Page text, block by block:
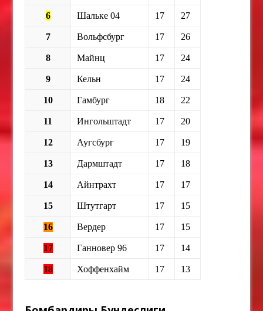
6 Шальке 04 17 27
7 Вольфсбург 17 26
8 Майнц 17 24
9 Кельн 17 24
10 Гамбург 18 22
11 Ингольштадт 17 20
12 Аугсбург 17 19
13 Дармштадт 17 18
14 Айнтрахт 17 17
15 Штутгарт 17 15
16 Вердер 17 15
17 Ганновер 96 17 14
18 Хоффенхайм 17 13